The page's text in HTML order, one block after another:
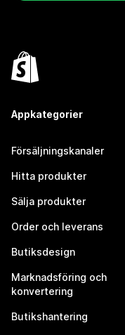
Appkategorier
Försäljningskanaler
Hitta produkter
Sälja produkter
Order och leverans
Butiksdesign
Marknadsföring och
konvertering
Butikshantering